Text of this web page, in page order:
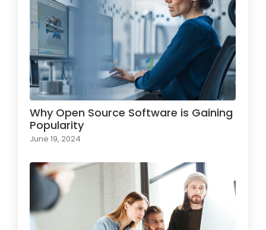
Why Open Source Software is Gaining
Popularity
June 19, 2024